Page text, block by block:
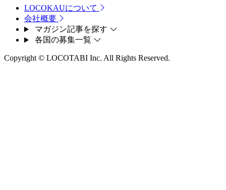
LOCOKAUについて
会社概要
マガジン記事を探す
各国の募集一覧
Copyright © LOCOTABI Inc. All Rights Reserved.